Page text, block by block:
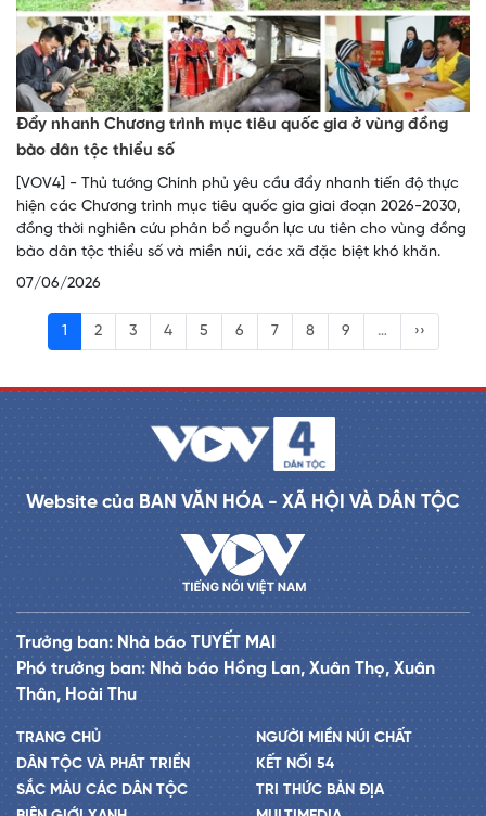
Đẩy nhanh Chương trình mục tiêu quốc gia ở vùng đồng
bào dân tộc thiểu số
[VOV4] - Thủ tướng Chính phủ yêu cầu đẩy nhanh tiến độ thực
hiện các Chương trình mục tiêu quốc gia giai đoạn 2026-2030,
đồng thời nghiên cứu phân bổ nguồn lực ưu tiên cho vùng đồng
bào dân tộc thiểu số và miền núi, các xã đặc biệt khó khăn.
07/06/2026
1 2 3 4 5 6 7 8 9 … ››
Website của BAN VĂN HÓA - XÃ HỘI VÀ DÂN TỘC
Trưởng ban: Nhà báo TUYẾT MAI
Phó trưởng ban: Nhà báo Hồng Lan, Xuân Thọ, Xuân
Thân, Hoài Thu
TRANG CHỦ
DÂN TỘC VÀ PHÁT TRIỂN
SẮC MÀU CÁC DÂN TỘC
NGƯỜI MIỀN NÚI CHẤT
KẾT NỐI 54
TRI THỨC BẢN ĐỊA